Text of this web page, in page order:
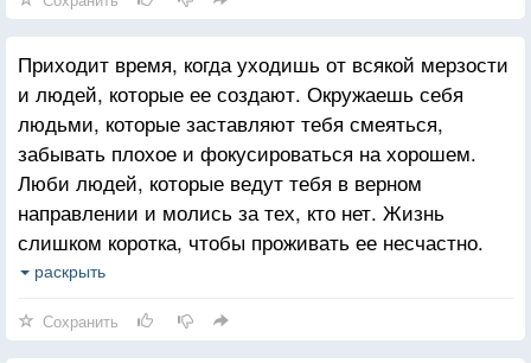
Приходит время, когда уходишь от всякой мерзости
и людей, которые ее создают. Окружаешь себя
людьми, которые заставляют тебя смеяться,
забывать плохое и фокусироваться на хорошем.
Люби людей, которые ведут тебя в верном
направлении и молись за тех, кто нет. Жизнь
слишком коротка, чтобы проживать ее несчастно.
Падение - это часть жизни, но восстание - сама
раскрыть
Сохранить